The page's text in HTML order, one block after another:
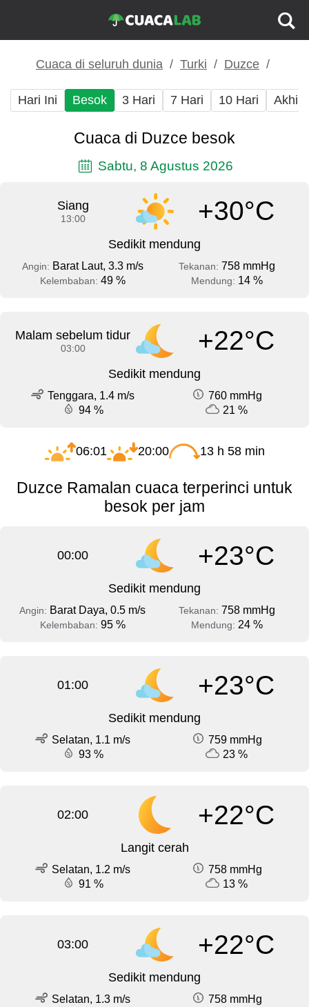
Cuaca di seluruh dunia Turki Duzce
Hari Ini Besok 3 Hari 7 Hari 10 Hari Akhir
Cuaca di Duzce besok
Sabtu, 8 Agustus 2026
Siang
13:00 +30°C
Sedikit mendung
Angin: Barat Laut, 3.3 m/s Tekanan: 758 mmHg
Kelembaban: 49 % Mendung: 14 %
Malam sebelum tidur
03:00 +22°C
Sedikit mendung
Tenggara, 1.4 m/s
760 mmHg
94 %
21 %
06:01 20:00 13 h 58 min
Duzce Ramalan cuaca terperinci untuk
besok per jam
00:00 +23°C
Sedikit mendung
Angin: Barat Daya, 0.5 m/s Tekanan: 758 mmHg
Kelembaban: 95 % Mendung: 24 %
01:00 +23°C
Sedikit mendung
Selatan, 1.1 m/s
759 mmHg
93 %
23 %
02:00 +22°C
Langit cerah
Selatan, 1.2 m/s
758 mmHg
91 %
13 %
03:00 +22°C
Sedikit mendung
Selatan, 1.3 m/s
758 mmHg